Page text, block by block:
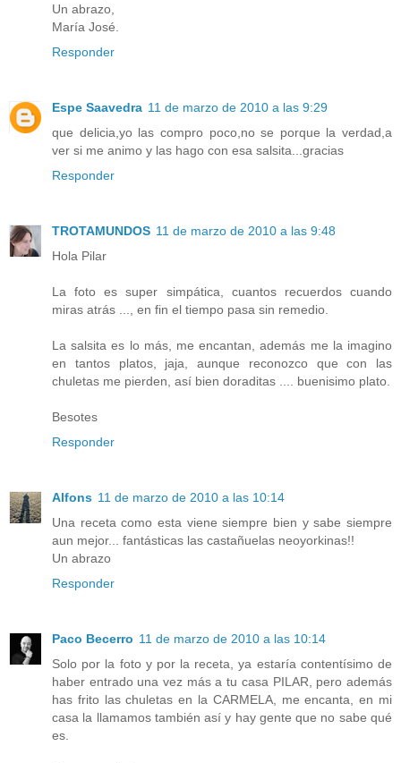
Un abrazo,
María José.
Responder
Espe Saavedra 11 de marzo de 2010 a las 9:29
que delicia,yo las compro poco,no se porque la verdad,a
ver si me animo y las hago con esa salsita...gracias
Responder
TROTAMUNDOS 11 de marzo de 2010 a las 9:48
Hola Pilar
La foto es super simpática, cuantos recuerdos cuando
miras atrás ..., en fin el tiempo pasa sin remedio.
La salsita es lo más, me encantan, además me la imagino
en tantos platos, jaja, aunque reconozco que con las
chuletas me pierden, así bien doraditas .... buenisimo plato.
Besotes
Responder
Alfons 11 de marzo de 2010 a las 10:14
Una receta como esta viene siempre bien y sabe siempre
aun mejor... fantásticas las castañuelas neoyorkinas!!
Un abrazo
Responder
Paco Becerro 11 de marzo de 2010 a las 10:14
Solo por la foto y por la receta, ya estaría contentísimo de
haber entrado una vez más a tu casa PILAR, pero además
has frito las chuletas en la CARMELA, me encanta, en mi
casa la llamamos también así y hay gente que no sabe qué
es.